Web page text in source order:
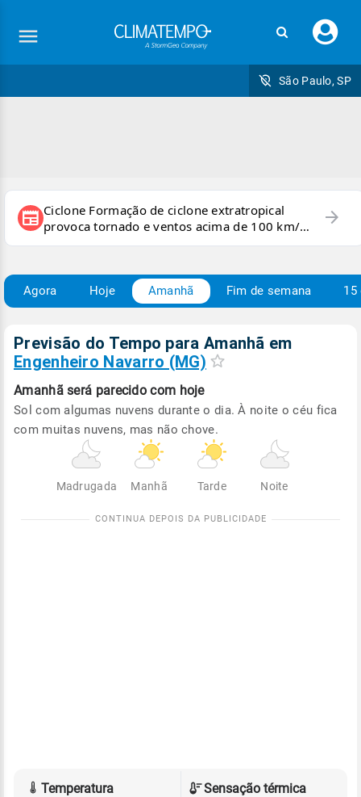
seu
São Paulo, SP
newspaper Ciclone Formação de ciclone extratropical
provoca tornado e ventos acima de 100 km/h
no RS
arrow_forward
Agora Hoje Amanhã Fim de semana 15
Previsão do Tempo para Amanhã em
Engenheiro Navarro (MG)
Amanhã será parecido com hoje
Sol com algumas nuvens durante o dia. À noite o céu fica
com muitas nuvens, mas não chove.
Madrugada Manhã Tarde Noite
Temperatura
Sensação térmica